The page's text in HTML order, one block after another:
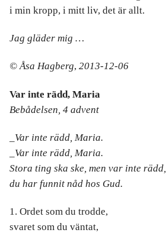
i min kropp, i mitt liv, det är allt.
Jag gläder mig …
© Åsa Hagberg, 2013-12-06
Var inte rädd, Maria
Bebådelsen, 4 advent
_Var inte rädd, Maria.
_Var inte rädd, Maria.
Stora ting ska ske, men var inte rädd,
du har funnit nåd hos Gud.
1. Ordet som du trodde,
svaret som du väntat,